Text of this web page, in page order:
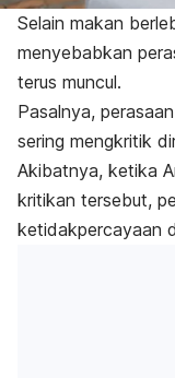
Selain makan
menyebabkan
terus muncul.
Pasalnya,
sering mengkritik
Akibatnya, ketika
kritikan tersebut,
ketidakpercayaan